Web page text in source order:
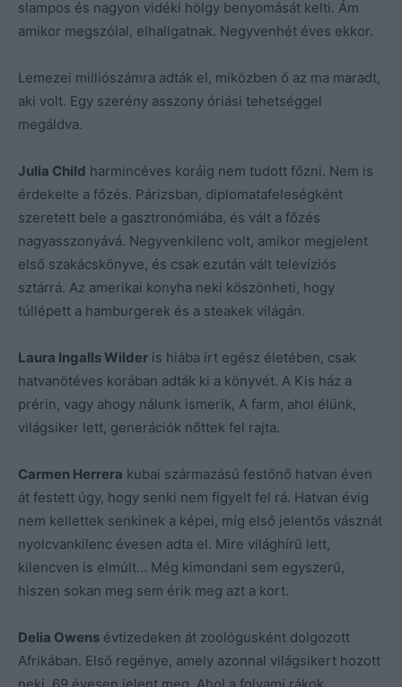
slampos és nagyon vidéki hölgy benyomását kelti. Ám
amikor megszólal, elhallgatnak. Negyvenhét éves ekkor.
Lemezei milliószámra adták el, miközben ő az ma maradt,
aki volt. Egy szerény asszony óriási tehetséggel
megáldva.
Julia Child harmincéves koráig nem tudott főzni. Nem is
érdekelte a főzés. Párizsban, diplomatafeleségként
szeretett bele a gasztronómiába, és vált a főzés
nagyasszonyává. Negyvenkilenc volt, amikor megjelent
első szakácskönyve, és csak ezután vált televíziós
sztárrá. Az amerikai konyha neki köszönheti, hogy
túllépett a hamburgerek és a steakek világán.
Laura Ingalls Wilder is hiába írt egész életében, csak
hatvanötéves korában adták ki a könyvét. A Kis ház a
prérin, vagy ahogy nálunk ismerik, A farm, ahol élünk,
világsiker lett, generációk nőttek fel rajta.
Carmen Herrera kubai származású festőnő hatvan éven
át festett úgy, hogy senki nem figyelt fel rá. Hatvan évig
nem kellettek senkinek a képei, míg első jelentős vásznát
nyolcvankilenc évesen adta el. Mire világhírű lett,
kilencven is elmúlt… Még kimondani sem egyszerű,
hiszen sokan meg sem érik meg azt a kort.
Delia Owens évtizedeken át zoológusként dolgozott
Afrikában. Első regénye, amely azonnal világsikert hozott